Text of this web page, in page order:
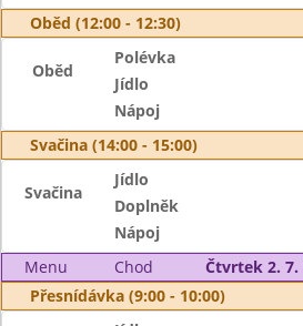
Oběd (12:00 - 12:30)
Oběd
Polévka
Jídlo
Nápoj
Svačina (14:00 - 15:00)
Svačina
Jídlo
Doplněk
Nápoj
Menu
Chod
Čtvrtek 2. 7.
Přesnídávka (9:00 - 10:00)